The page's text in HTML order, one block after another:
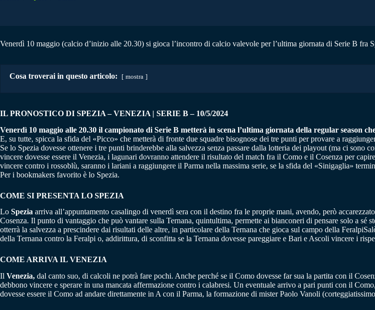
Venerdì 10 maggio (calcio d’inizio alle 20.30) si gioca l’incontro di calcio valevole per l’ultima giornata di Serie B fra
Cosa troverai in questo articolo: mostra
IL PRONOSTICO DI SPEZIA – VENEZIA | SERIE B – 10/5/2024
Venerdì 10 maggio alle 20.30 il campionato di Serie B metterà in scena l’ultima giornata della regular season
E, su tutte, spicca la sfida del «Picco» che metterà di fronte due squadre bisognose dei tre punti per provare a
Se lo Spezia dovesse ottenere i tre punti brinderebbe alla salvezza senza passare dalla lotteria dei playout (ma ci
vincere dovesse essere il Venezia, i lagunari dovranno attendere il risultato del match fra il Como e il Cosenza per
vincere contro i rossoblù, saranno i lariani a raggiungere il Parma nella massima serie, se la sfida del «Sinigaglia»
Per i bookmakers favorito è lo Spezia.
COME SI PRESENTA LO SPEZIA
Lo Spezia arriva all’appuntamento casalingo di venerdì sera con il destino fra le proprie mani, avendo, però
Cosenza. Il punto di vantaggio che può vantare sulla Ternana, quintultima, permette ai bianconeri di pensare solo a
otterrà la salvezza a prescindere dai risultati delle altre, in particolare della Ternana che gioca sul campo della
della Ternana contro la Feralpi o, addirittura, di sconfitta se la Ternana dovesse pareggiare e Bari e Ascoli vincere i
COME ARRIVA IL VENEZIA
Il Venezia, dal canto suo, di calcoli ne potrà fare pochi. Anche perché se il Como dovesse far sua la partita con il
debbono vincere e sperare in una mancata affermazione contro i calabresi. Un eventuale arrivo a pari punti con il
dovesse essere il Como ad andare direttamente in A con il Parma, la formazione di mister Paolo Vanoli